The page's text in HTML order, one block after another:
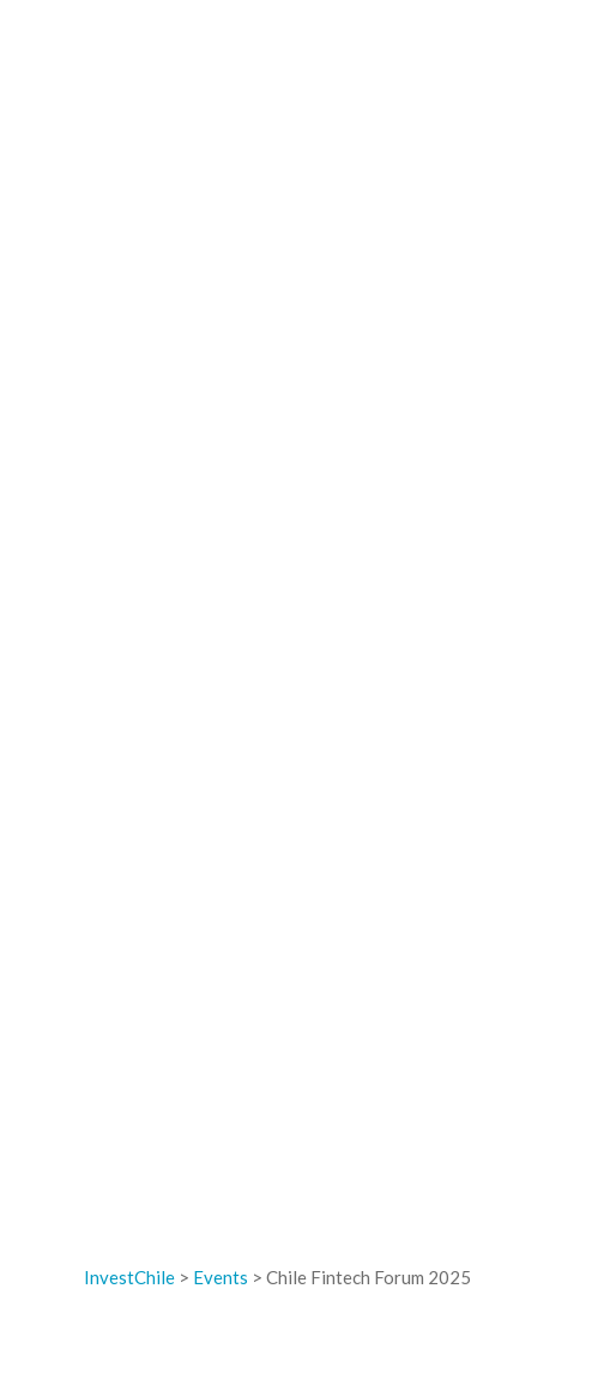
InvestChile > Events > Chile Fintech Forum 2025